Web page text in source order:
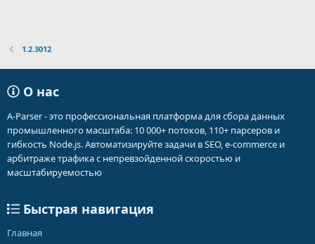
1.2.3012
О нас
A-Parser - это профессиональная платформа для сбора данных
промышленного масштаба: 10 000+ потоков, 110+ парсеров и
гибкость Node.js. Автоматизируйте задачи в SEO, e-commerce и
арбитраже трафика с непревзойденной скоростью и
масштабируемостью
Быстрая навигация
Главная